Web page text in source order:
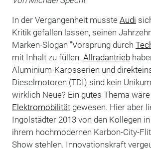
In der Vergangenheit musste Audi
Kritik gefallen lassen, seinen
Marken-Slogan "Vorsprung durch
mit Inhalt zu füllen. Allradantrieb
Aluminium-Karosserien und
Dieselmotoren (TDI) sind kein
wirklich Neue? Ein gutes Thema
Elektromobilitätgewesen. Hier aber
Ingolstädter 2013 von den Kollegen
ihrem hochmodernen Karbon-City-
Show stehlen. Innovationskraft